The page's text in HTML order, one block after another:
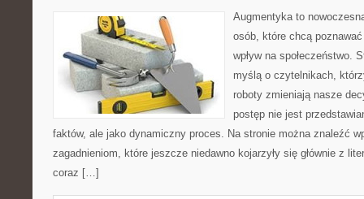
Augmentyka to
osób, które chcą
wpływ na społeczeństwo.
myślą o czytelnikach,
roboty zmieniają nasze
postęp nie jest
faktów, ale jako dynamiczny proces. Na stronie można znaleźć
zagadnieniom, które jeszcze niedawno kojarzyły się głównie z
coraz […]